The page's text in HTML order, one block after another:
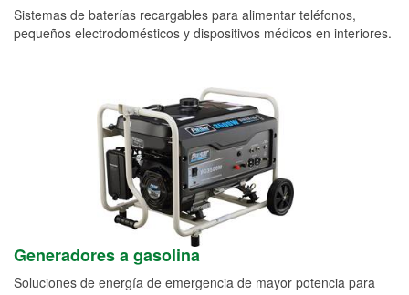
Sistemas de baterías recargables para alimentar teléfonos,
pequeños electrodomésticos y dispositivos médicos en interiores.
Generadores a gasolina
Soluciones de energía de emergencia de mayor potencia para